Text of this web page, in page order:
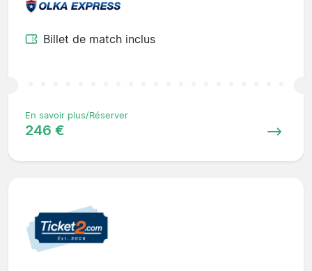
Billet de match inclus
En savoir plus/Réserver
246 €